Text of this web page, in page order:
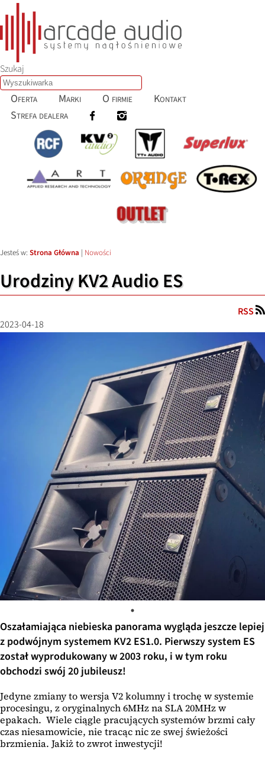
Szukaj
Oferta Marki O firmie
Kontakt
Strefa dealera
Jesteś w: Strona Główna | Nowości
Urodziny KV2 Audio ES
RSS
2023-04-18
Oszałamiająca niebieska panorama wygląda jeszcze lepiej
z podwójnym systemem KV2 ES1.0. Pierwszy system ES
został wyprodukowany w 2003 roku, i w tym roku
obchodzi swój 20 jubileusz!
Jedyne zmiany to wersja V2 kolumny i trochę w systemie
procesingu, z oryginalnych 6MHz na SLA 20MHz w
epakach. Wiele ciągle pracujących systemów brzmi cały
czas niesamowicie, nie tracąc nic ze swej świeżości
brzmienia. Jakiż to zwrot inwestycji!